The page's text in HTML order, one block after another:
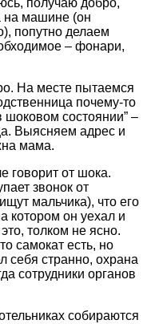
на машине (он
попутно делаем
– фонари,
На месте пытаемся
почему-то
шоковом состоянии” –
Выясняем адрес и
мама.
говорит от шока.
звонок от
мальчика), что его
котором он уехал и
толком не ясно.
самокат есть, но
себя странно, охрана
сотрудники органов
собираются